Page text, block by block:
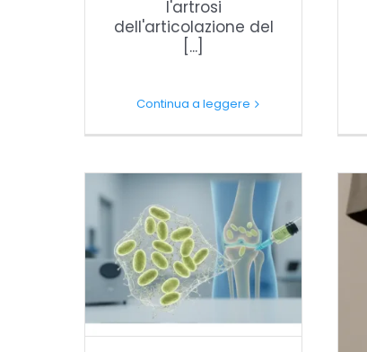
l'artrosi
dell'articolazione del
[...]
Continua a leggere